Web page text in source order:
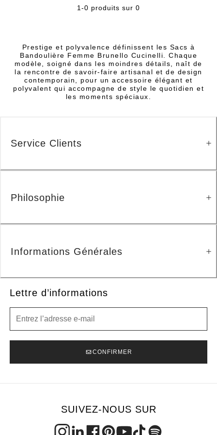
1-0 produits sur 0
Prestige et polyvalence définissent les Sacs à
Bandoulière Femme Brunello Cucinelli. Chaque
modèle, soigné dans les moindres détails, naît de
la rencontre de savoir-faire artisanal et de design
contemporain, pour un accessoire élégant et
polyvalent qui accompagne de style le quotidien et
les moments spéciaux.
Lettre d’informations
CONFIRMER
Service Clients
Philosophie
Informations Générales
SUIVEZ-NOUS SUR